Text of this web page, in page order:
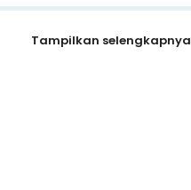
Tampilkan selengkapnya